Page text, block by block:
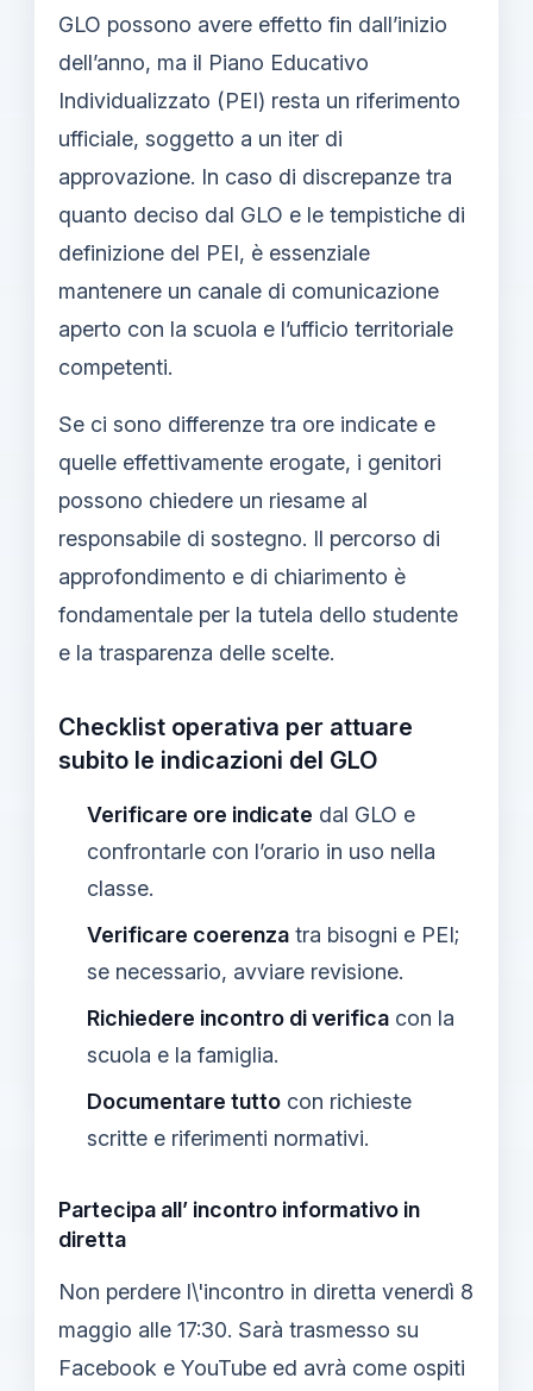
GLO possono avere effetto fin dall’inizio
dell’anno, ma il Piano Educativo
Individualizzato (PEI) resta un riferimento
ufficiale, soggetto a un iter di
approvazione. In caso di discrepanze tra
quanto deciso dal GLO e le tempistiche di
definizione del PEI, è essenziale
mantenere un canale di comunicazione
aperto con la scuola e l’ufficio territoriale
competenti.
Se ci sono differenze tra ore indicate e
quelle effettivamente erogate, i genitori
possono chiedere un riesame al
responsabile di sostegno. Il percorso di
approfondimento e di chiarimento è
fondamentale per la tutela dello studente
e la trasparenza delle scelte.
Checklist operativa per attuare
subito le indicazioni del GLO
Verificare ore indicate dal GLO e
confrontarle con l’orario in uso nella
classe.
Verificare coerenza tra bisogni e PEI;
se necessario, avviare revisione.
Richiedere incontro di verifica con la
scuola e la famiglia.
Documentare tutto con richieste
scritte e riferimenti normativi.
Partecipa all’ incontro informativo in
diretta
Non perdere l\'incontro in diretta venerdì 8
maggio alle 17:30. Sarà trasmesso su
Facebook e YouTube ed avrà come ospiti